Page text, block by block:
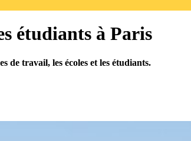
étudiants à Paris
de travail, les écoles et les étudiants.